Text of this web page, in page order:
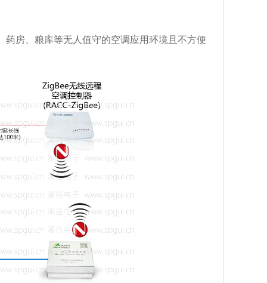
房、粮库等无人值守的空调应用环境且不方便